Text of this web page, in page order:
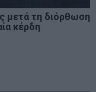
μετά τη διόρθωση
κέρδη